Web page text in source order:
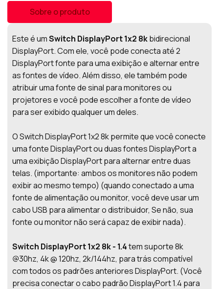
Sobre o produto
Este é umSwitch DisplayPort 1x2 8kbidirecional
DisplayPort. Com ele, você pode conecta até 2
DisplayPort fonte para uma exibição e alternar entre
as fontes de vídeo. Além disso, ele também pode
atribuir uma fonte de sinal para monitores ou
projetores e você pode escolher a fonte de vídeo
para ser exibido qualquer um deles.
O Switch DisplayPort 1x2 8k permite que você conecte
uma fonte DisplayPort ou duas fontes DisplayPort a
uma exibição DisplayPort para alternar entre duas
telas. (importante: ambos os monitores não podem
exibir ao mesmo tempo) (quando conectado a uma
fonte de alimentação ou monitor, você deve usar um
cabo USB para alimentar o distribuidor, Se não, sua
fonte ou monitor não será capaz de exibir nada).
Switch DisplayPort 1x2 8k - 1.4tem suporte 8k
@30hz, 4k @ 120hz, 2k/144hz, para trás compatível
com todos os padrões anteriores DisplayPort. (Você
precisa conectar o cabo padrão DisplayPort 1.4 para